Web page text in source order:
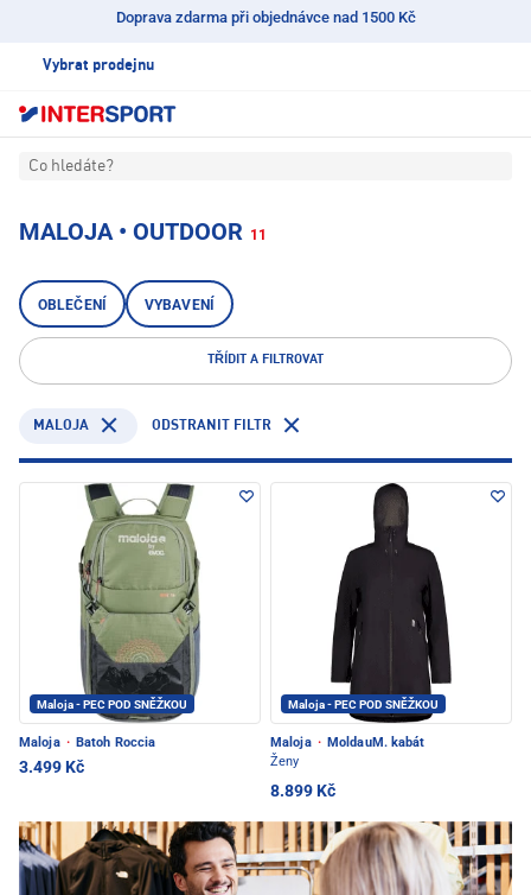
Doprava zdarma při objednávce nad 1500 Kč
Vybrat prodejnu
Co hledáte?
MALOJA • OUTDOOR 11
OBLEČENÍ VYBAVENÍ
TŘÍDIT A FILTROVAT
MALOJA ODSTRANIT FILTR
Maloja - PEC POD SNĚŽKOU
Maloja · Batoh Roccia
3.499 Kč
Maloja - PEC POD SNĚŽKOU
Maloja · MoldauM. kabát
Ženy
8.899 Kč